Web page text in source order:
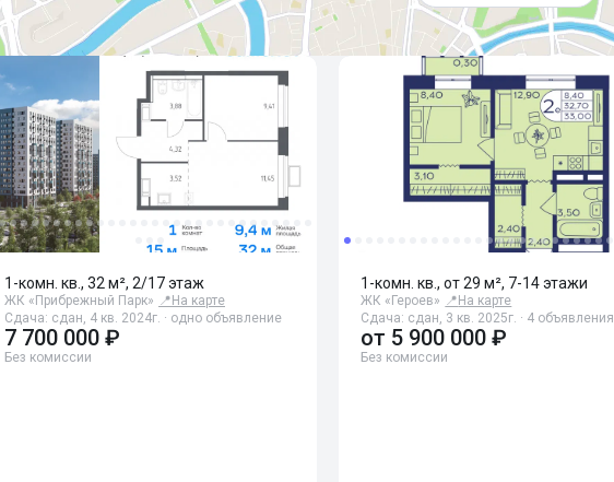
1-комн. кв., 32 м², 2/17 этаж
ЖК «Прибрежный Парк» 📍 На карте
Сдача: сдан, 4 кв. 2024г. · одно объявление
7 700 000 ₽
Без комиссии
1-комн. кв., от 29 м², 7-14 этажи
ЖК «Героев» 📍 На карте
Сдача: сдан, 3 кв. 2025г. · 4 объявления
от 5 900 000 ₽
Без комиссии